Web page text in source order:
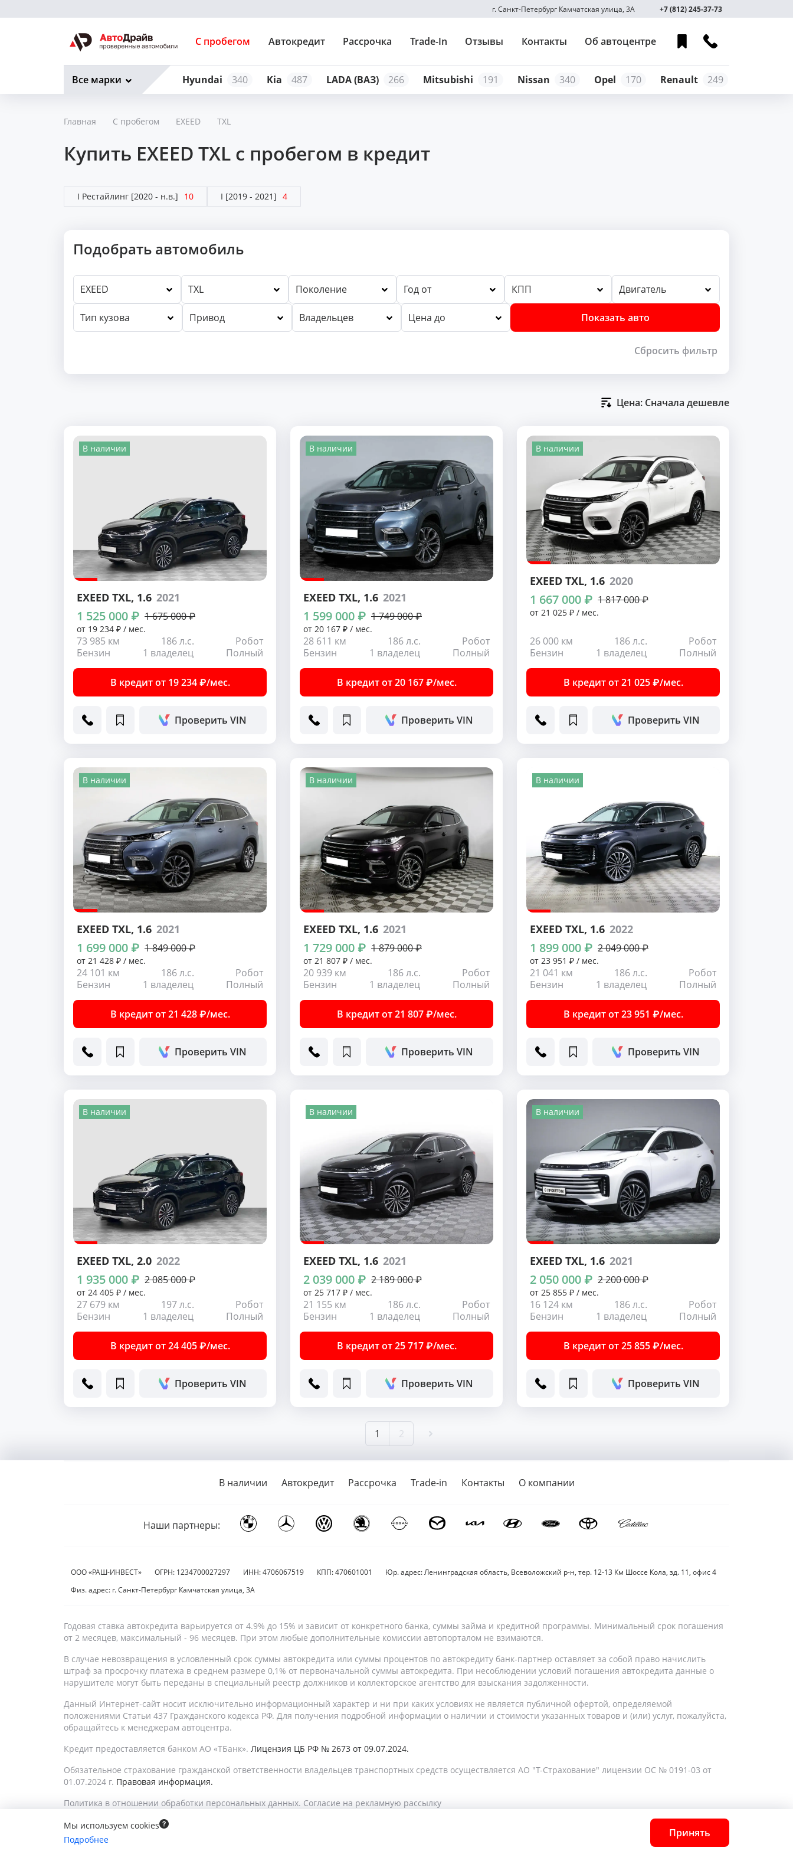
г. Санкт-Петербург Камчатская улица, 3А +7 (812) 245-37-73
С пробегом Автокредит Рассрочка Trade-In Отзывы Контакты Об автоцентре
Hyundai 340 Kia 487 LADA (ВАЗ) 266 Mitsubishi 191 Nissan 340 Opel 170 Renault 249
Все марки
Главная С пробегом EXEED TXL
Купить EXEED TXL с пробегом в кредит
I Рестайлинг [2020 - н.в.] 10 I [2019 - 2021] 4
Подобрать автомобиль
EXEED TXL Поколение Год от КПП Двигатель
Тип кузова Привод Владельцев Цена до Показать авто
Сбросить фильтр
Цена: Сначала дешевле
В наличии
EXEED TXL, 1.6 2021
1 525 000 ₽ 1 675 000 ₽
от 19 234 ₽ / мес.
73 985 км 186 л.с.
Робот
Бензин
1 владелец Полный
В кредит от 19 234 ₽/мес.
Проверить VIN
В наличии
EXEED TXL, 1.6 2021
1 599 000 ₽ 1 749 000 ₽
от 20 167 ₽ / мес.
28 611 км 186 л.с.
Робот
Бензин
1 владелец Полный
В кредит от 20 167 ₽/мес.
Проверить VIN
В наличии
EXEED TXL, 1.6 2020
1 667 000 ₽ 1 817 000 ₽
от 21 025 ₽ / мес.
26 000 км 186 л.с.
Робот
Бензин
1 владелец Полный
В кредит от 21 025 ₽/мес.
Проверить VIN
В наличии
EXEED TXL, 1.6 2021
1 699 000 ₽ 1 849 000 ₽
от 21 428 ₽ / мес.
24 101 км 186 л.с.
Робот
Бензин
1 владелец Полный
В кредит от 21 428 ₽/мес.
Проверить VIN
В наличии
EXEED TXL, 1.6 2021
1 729 000 ₽ 1 879 000 ₽
от 21 807 ₽ / мес.
20 939 км 186 л.с.
Робот
Бензин
1 владелец Полный
В кредит от 21 807 ₽/мес.
Проверить VIN
В наличии
EXEED TXL, 1.6 2022
1 899 000 ₽ 2 049 000 ₽
от 23 951 ₽ / мес.
21 041 км 186 л.с.
Робот
Бензин
1 владелец Полный
В кредит от 23 951 ₽/мес.
Проверить VIN
В наличии
EXEED TXL, 2.0 2022
1 935 000 ₽ 2 085 000 ₽
от 24 405 ₽ / мес.
27 679 км 197 л.с.
Робот
Бензин
1 владелец Полный
В кредит от 24 405 ₽/мес.
Проверить VIN
В наличии
EXEED TXL, 1.6 2021
2 039 000 ₽ 2 189 000 ₽
от 25 717 ₽ / мес.
21 155 км 186 л.с.
Робот
Бензин
1 владелец Полный
В кредит от 25 717 ₽/мес.
Проверить VIN
В наличии
EXEED TXL, 1.6 2021
2 050 000 ₽ 2 200 000 ₽
от 25 855 ₽ / мес.
16 124 км 186 л.с.
Робот
Бензин
1 владелец Полный
В кредит от 25 855 ₽/мес.
Проверить VIN
1 2
В наличии Автокредит Рассрочка Trade-in Контакты О компании
Наши партнеры:
ООО «РАШ-ИНВЕСТ» ОГРН: 1234700027297 ИНН: 4706067519 КПП: 470601001
Юр. адрес: Ленинградская область, Всеволожский р-н, тер. 12-13 Км Шоссе Кола, зд. 11, офис 4
Физ. адрес: г. Санкт-Петербург Камчатская улица, 3А
Годовая ставка автокредита варьируется от 4.9% до 15% и зависит от конкретного банка, суммы займа и кредитной программы. Минимальный срок погашения
от 2 месяцев, максимальный - 96 месяцев. При этом любые дополнительные комиссии автопорталом не взимаются.
В случае невозвращения в условленный срок суммы автокредита или суммы процентов по автокредиту банк-партнер оставляет за собой право начислить
штраф за просрочку платежа в среднем размере 0,1% от первоначальной суммы автокредита. При несоблюдении условий погашения автокредита данные о
нарушителе могут быть переданы в специальный реестр должников и коллекторское агентство для взыскания задолженности.
Данный Интернет-сайт носит исключительно информационный характер и ни при каких условиях не является публичной офертой, определяемой
положениями Статьи 437 Гражданского кодекса РФ. Для получения подробной информации о наличии и стоимости указанных товаров и (или) услуг, пожалуйста,
обращайтесь к менеджерам автоцентра.
Кредит предоставляется банком АО «ТБанк». Лицензия ЦБ РФ № 2673 от 09.07.2024.
Обязательное страхование гражданской ответственности владельцев транспортных средств осуществляется АО "Т-Страхование" лицензии ОС № 0191-03 от
01.07.2024 г. Правовая информация.
Политика в отношении обработки персональных данных. Согласие на рекламную рассылку
Мы используем cookies
Подробнее
Принять